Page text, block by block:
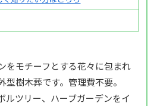
をモチーフとする花々に包まれ
樹木葬です。管理費不要。
ルツリー、ハーブガーデンをイ